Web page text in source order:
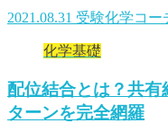
2021.08.31 受験化学コー
化学基礎
配位結合とは？共
ターンを完全網羅